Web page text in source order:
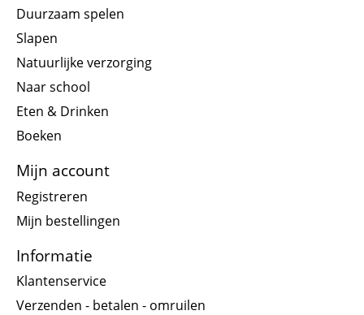
Duurzaam spelen
Slapen
Natuurlijke verzorging
Naar school
Eten & Drinken
Boeken
Mijn account
Registreren
Mijn bestellingen
Informatie
Klantenservice
Verzenden - betalen - omruilen